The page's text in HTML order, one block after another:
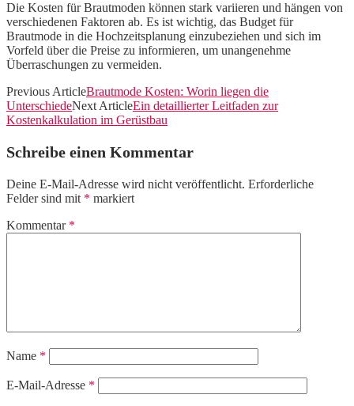
Die Kosten für Brautmoden können stark variieren und hängen von
verschiedenen Faktoren ab. Es ist wichtig, das Budget für
Brautmode in die Hochzeitsplanung einzubeziehen und sich im
Vorfeld über die Preise zu informieren, um unangenehme
Überraschungen zu vermeiden.
Previous ArticleBrautmode Kosten: Worin liegen die
UnterschiedeNext ArticleEin detaillierter Leitfaden zur
Kostenkalkulation im Gerüstbau
Schreibe einen Kommentar
Deine E-Mail-Adresse wird nicht veröffentlicht. Erforderliche
Felder sind mit * markiert
Kommentar *
Name *
E-Mail-Adresse *